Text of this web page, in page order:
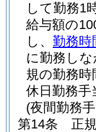
して勤務1
給与額の
し、 勤務時
に勤務し
規の勤務
休日勤務
(夜間勤務
第14条
正